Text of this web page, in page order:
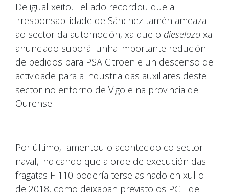
De igual xeito, Tellado recordou que a
irresponsabilidade de Sánchez tamén ameaza
ao sector da automoción, xa que o dieselazo xa
anunciado suporá unha importante redución
de pedidos para PSA Citroën e un descenso de
actividade para a industria das auxiliares deste
sector no entorno de Vigo e na provincia de
Ourense.
Por último, lamentou o acontecido co sector
naval, indicando que a orde de execución das
fragatas F-110 podería terse asinado en xullo
de 2018, como deixaban previsto os PGE de